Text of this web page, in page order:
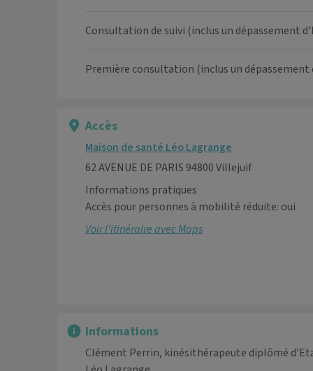
Consultation de suivi (inclus un dépassement
Première consultation (inclus un
Accès
Maison de santé Léo Lagrange
62 AVENUE DE PARIS 94800 Villejuif
Informations pratiques
Accès pour personnes à mobilité réduite: oui
Voir l’itinéraire avec Maps
Informations
Clément Perrin, kinésithérapeute diplômé